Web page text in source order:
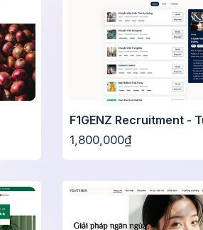
F1GENZ Recruitment -
dụng
1,800,000₫